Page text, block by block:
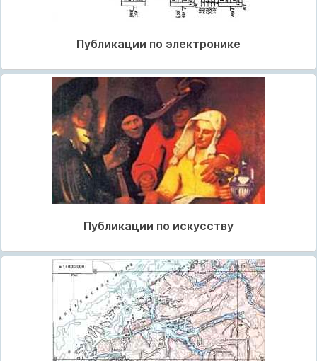
Публикации по электронике
Публикации по искусству